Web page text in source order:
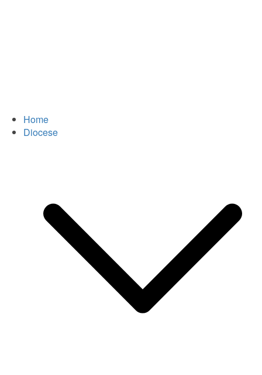
Home
Diocese